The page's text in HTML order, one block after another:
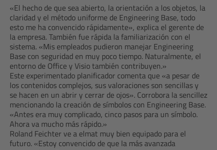
«El hecho de que sea abierto, la orientación a los objetos, la
claridad y el método uniforme de Engineering Base, todo
esto me ha convencido rápidamente», explica el gerente de
la empresa. También fue rápida la familiarización con el
sistema. «Mis empleados pudieron manejar Engineering
Base con seguridad en muy poco tiempo. Naturalmente, el
entorno de Office y Visio también contribuyen.»
Este experimentado planificador comenta que «a pesar de
los contenidos complejos, sus valoraciones son sencillas y
se hacen en un abrir y cerrar de ojos». Corrobora la sencillez
mencionando la creación de símbolos con Engineering Base.
«Antes era muy complicado, cinco pasos para un símbolo.
Ahora va mucho más rápido.»
Roland Feichter ve a elmat muy bien equipado para el
futuro. «Estoy convencido de que la más avanzada